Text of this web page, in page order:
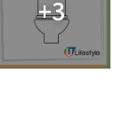
+3